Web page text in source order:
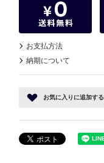
お支払方法
納期について
お気に入り に追加する